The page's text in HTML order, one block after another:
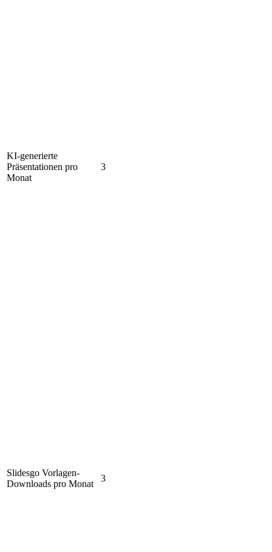
KI-generierte
Präsentationen pro
Monat
3
Slidesgo Vorlagen-
Downloads pro Monat
3